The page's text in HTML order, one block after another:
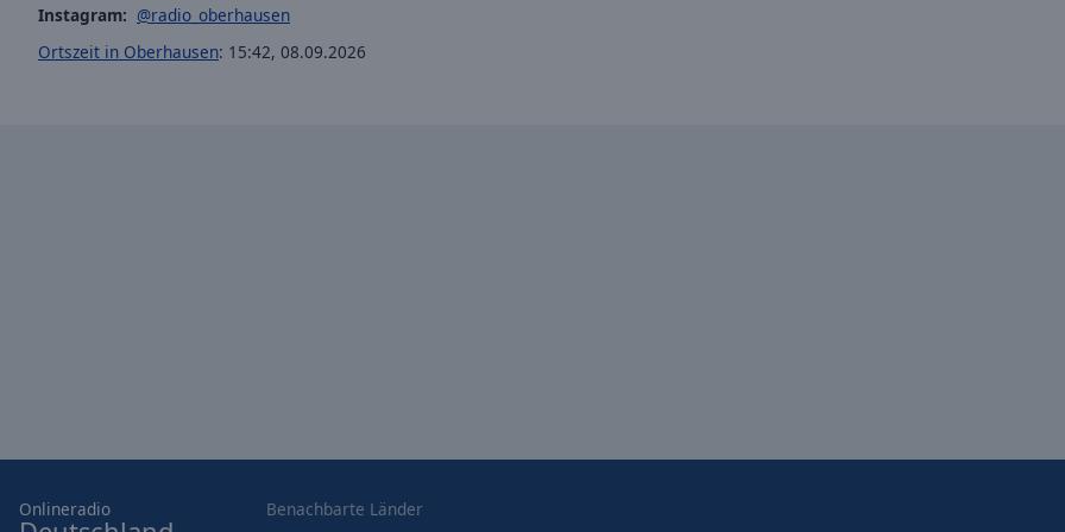
Opacity
Close
Dialog
End
Instagram: @radio_oberhausen
Ortszeit in Oberhausen: 15:42, 08.09.2026
Onlineradio
Benachbarte Länder